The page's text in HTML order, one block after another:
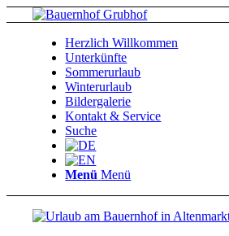
Herzlich Willkommen
Unterkünfte
Sommerurlaub
Winterurlaub
Bildergalerie
Kontakt & Service
Suche
Menü Menü